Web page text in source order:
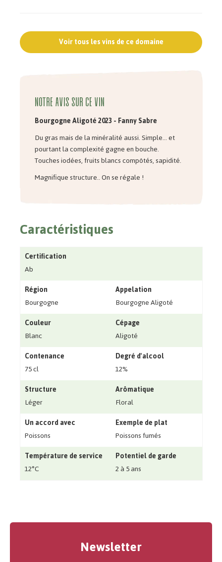
Voir tous les vins de ce domaine
Notre avis sur ce vin
Bourgogne Aligoté 2023 - Fanny Sabre
Du gras mais de la minéralité aussi. Simple... et
pourtant la complexité gagne en bouche.
Touches iodées, fruits blancs compôtés, sapidité.
Magnifique structure.. On se régale !
Caractéristiques
Certification
Ab
Région
Bourgogne
Appelation
Bourgogne Aligoté
Couleur
Blanc
Cépage
Aligoté
Contenance
75 cl
Degré d'alcool
12%
Structure
Léger
Arômatique
Floral
Un accord avec
Poissons
Exemple de plat
Poissons fumés
Température de service
12°C
Potentiel de garde
2 à 5 ans
Newsletter